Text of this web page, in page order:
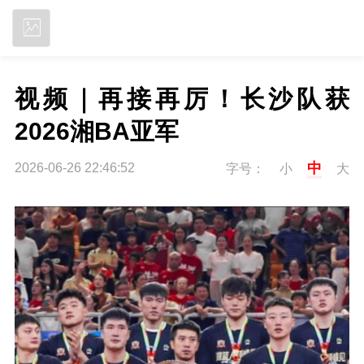
视频｜再接再厉！长沙队获
2026湘BA亚军
2026-06-26 22:46:52 字号： 小 中 大